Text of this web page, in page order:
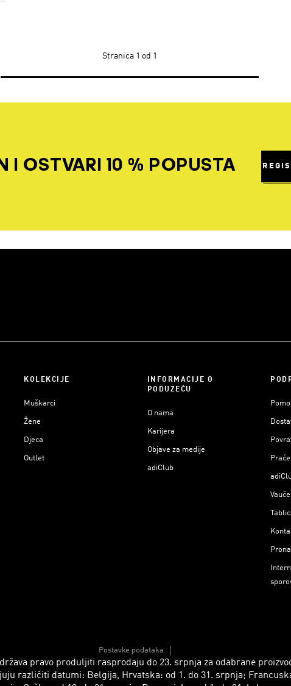
Stranica 1 od 1
I OSTVARI 10 % POPUSTA
KOLEKCIJE
Muškarci
Žene
Djeca
Outlet
INFORMACIJE O
PODUZEĆU
O nama
Karijera
Objave za medije
adiClub
Postavke podataka
pravo produljiti rasprodaju do 23. srpnja za odabrane
različiti datumi: Belgija, Hrvatska: od 1. do 31. srpnja;